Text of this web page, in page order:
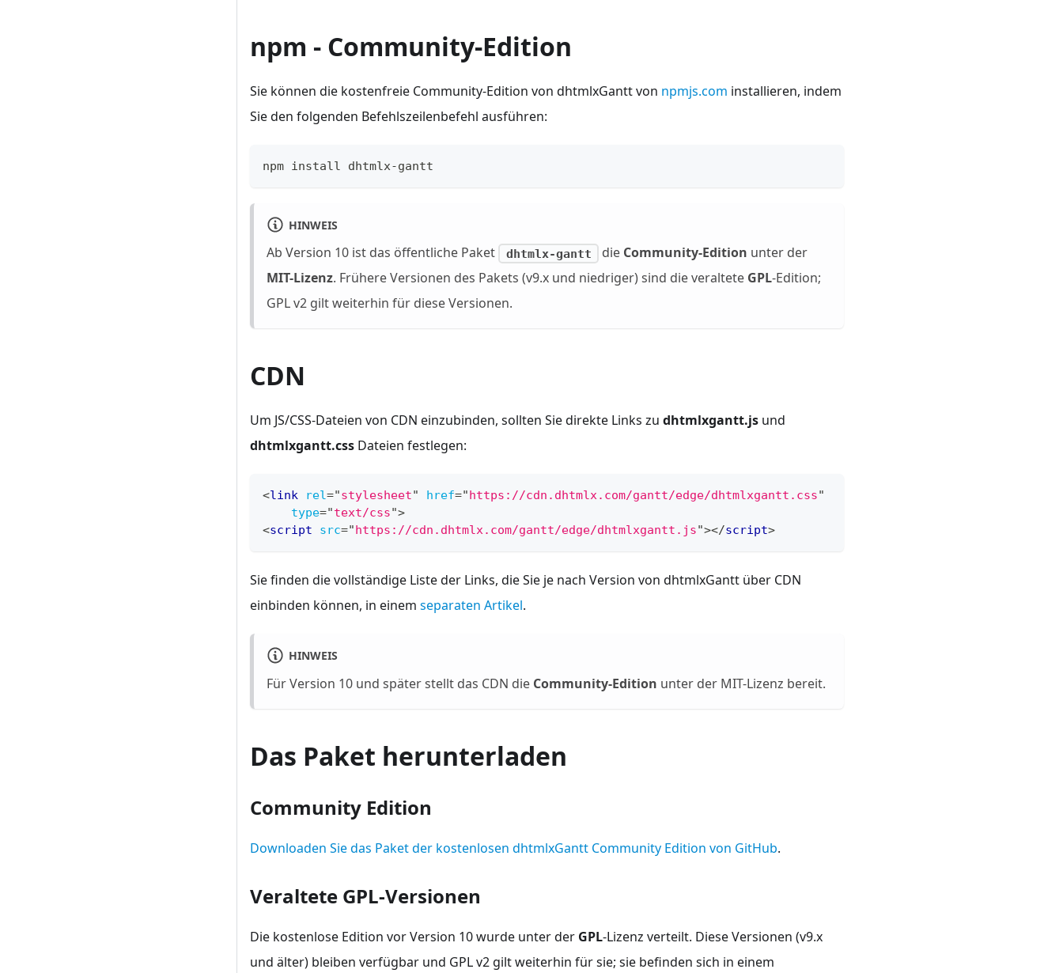
npm - Community-Edition
Sie können die kostenfreie Community-Edition von dhtmlxGantt von npmjs.com installieren, indem
Sie den folgenden Befehlszeilenbefehl ausführen:
npm install dhtmlx-gantt
HINWEIS
Ab Version 10 ist das öffentliche Paket dhtmlx-gantt die Community-Edition unter der
MIT-Lizenz. Frühere Versionen des Pakets (v9.x und niedriger) sind die veraltete GPL-Edition;
GPL v2 gilt weiterhin für diese Versionen.
CDN
Um JS/CSS-Dateien von CDN einzubinden, sollten Sie direkte Links zu dhtmlxgantt.js und
dhtmlxgantt.css Dateien festlegen:
<link rel="stylesheet" href=" https://cdn.dhtmlx.com/gantt/edge/dhtmlxgantt.css"
type="text/css">
<script src=" https://cdn.dhtmlx.com/gantt/edge/dhtmlxgantt.js"></script>
Sie finden die vollständige Liste der Links, die Sie je nach Version von dhtmlxGantt über CDN
einbinden können, in einem separaten Artikel.
HINWEIS
Für Version 10 und später stellt das CDN die Community-Edition unter der MIT-Lizenz bereit.
Das Paket herunterladen
Community Edition
Downloaden Sie das Paket der kostenlosen dhtmlxGantt Community Edition von GitHub.
Veraltete GPL-Versionen
Die kostenlose Edition vor Version 10 wurde unter der GPL-Lizenz verteilt. Diese Versionen (v9.x
und älter) bleiben verfügbar und GPL v2 gilt weiterhin für sie; sie befinden sich in einem